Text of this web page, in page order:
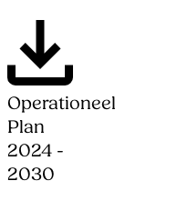
Operationeel
Plan
2024 -
2030